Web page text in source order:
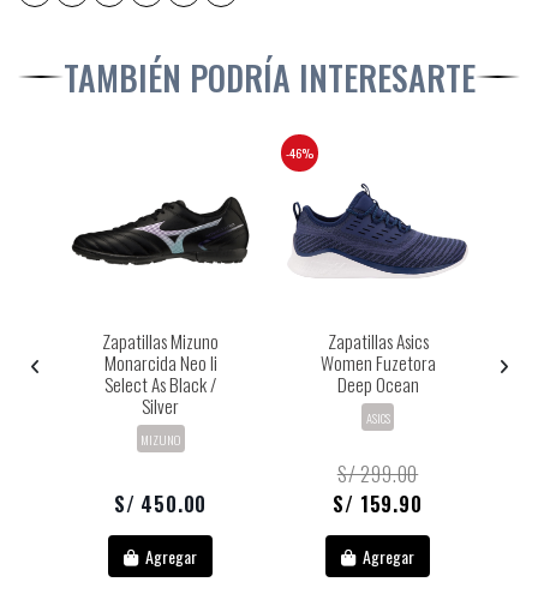
TAMBIÉN PODRÍA INTERESARTE
Zapatillas Mizuno
Monarcida Neo Ii
Select As Black /
Silver
MIZUNO
S/ 450.00
Agregar
-46%
Zapatillas Asics
Women Fuzetora
Deep Ocean
ASICS
S/ 299.00
S/ 159.90
Agregar